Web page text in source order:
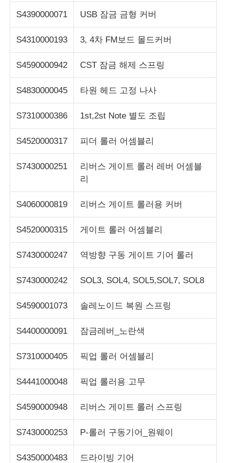
S4390000071 USB 잠금 금형 커버
S4310000193 3, 4차 FM보드 몰드커버
S4590000942 CST 잠금 해제 스프링
S4830000045 타원 헤드 고정 나사
S7310000386 1st,2st Note 별도 조립
S4520000317 피더 롤러 어셈블리
S7430000251
리버스 게이트 롤러 레버 어셈블
리
S4060000819 리버스 게이트 롤러용 커버
S4520000315 게이트 롤러 어셈블리
S7430000247 역방향 구동 게이트 기어 롤러
S7430000242 SOL3, SOL4, SOL5,SOL7, SOL8
S4590001073 솔레노이드 복원 스프링
S4400000091 잠금레버_노란색
S7310000405 픽업 롤러 어셈블리
S4441000048 픽업 롤러용 고무
S4590000948 리버스 게이트 롤러 스프링
S7430000253 P-롤러 구동기어_원웨이
S4350000483
드라이빙 기어